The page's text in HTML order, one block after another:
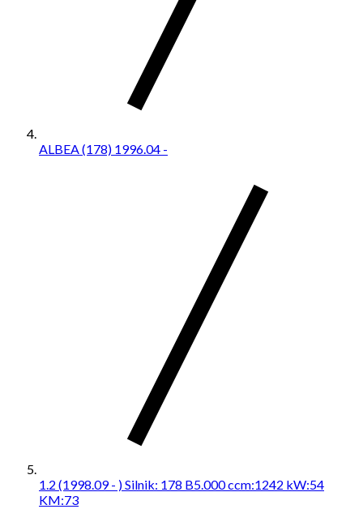
ALBEA (178) 1996.04 -
1.2 (1998.09 - ) Silnik: 178 B5.000 ccm:1242 kW:54
KM:73